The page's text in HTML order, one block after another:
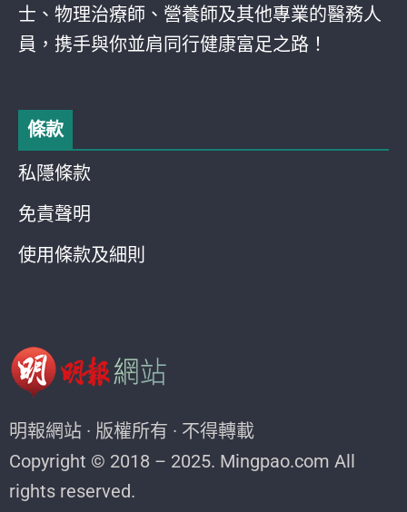
士、物理治療師、營養師及其他專業的醫務人
員，携手與你並肩同行健康富足之路！
條款
私隱條款
免責聲明
使用條款及細則
明報網站 · 版權所有 · 不得轉載
Copyright © 2018 – 2025. Mingpao.com All
rights reserved.